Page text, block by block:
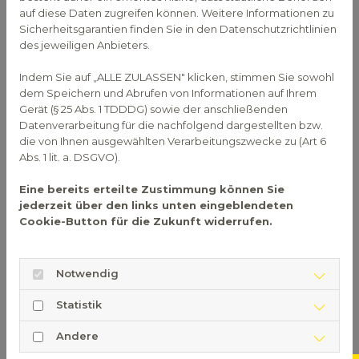
Haut und damit in den Körper gelangt, kann
schlimme Auswirkungen bis hin zu einer erhöhten
Krebsgefahr mit sich bringen.
Eine neue Studie aus dem Jahr 2024 ergab, dass
Tätowierte ein höheres Risiko haben, an einem
Lymphom, also Krebs im Lymphsystem, zu
erkranken. Denn die Farbe für ein Tattoo kann
ungesunde Chemikalien enthalten. Sie gerät beim
Lymphflüssigkeit. So kann die Farbe der Tattoos in
die Lymphknoten gelangen.
Risiken für Lymphome
Der Körper sieht die Farbe der Tattoos als
Fremdkörper an, der abgebaut werden muss. So
gelangt sie vom Tattoo in die Lymphknoten. Dort
auf diese Daten zugreifen können. Weitere Informationen zu
Sicherheitsgarantien finden Sie in den Datenschutzrichtlinien
des jeweiligen Anbieters.
Indem Sie auf „ALLE ZULASSEN" klicken, stimmen Sie sowohl
dem Speichern und Abrufen von Informationen auf Ihrem
Gerät (§ 25 Abs. 1 TDDDG) sowie der anschließenden
Datenverarbeitung für die nachfolgend dargestellten bzw.
die von Ihnen ausgewählten Verarbeitungszwecke zu (Art 6
Abs. 1 lit. a. DSGVO).
Eine bereits erteilte Zustimmung können Sie
jederzeit über den links unten eingeblendeten
Cookie-Button für die Zukunft widerrufen.
Notwendig
Statistik
Andere